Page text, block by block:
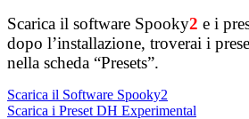
Scarica il software Spooky2 e i
dopo l’installazione, troverai i
nella scheda “Presets”.
Scarica il Software Spooky2
Scarica i Preset DH Experimental